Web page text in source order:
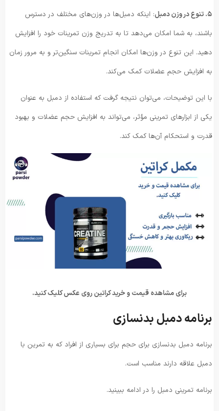
۵. تنوع در وزن دمبل
: اینکه دمبل‌ها در وزن‌های مختلف در دسترس
باشند، به شما امکان می‌دهد تا به تدریج وزن تمرینات خود را افزایش
دهید. این تنوع در وزن‌ها امکان انجام تمرینات سنگین‌تر و به مرور زمان
به افزایش حجم عضلات کمک می‌کند.
با این توضیحات، می‌توان نتیجه گرفت که استفاده از دمبل به عنوان
یکی از ابزار‌های تمرینی مؤثر، می‌تواند به افزایش حجم عضلات و بهبود
قدرت و استحکام آن‌ها کمک کند.
برای مشاهده قیمت و خرید کراتین روی عکس کلیک کنید.
برنامه دمبل بدنسازی
برنامه دمبل بدنسازی برای حجم برای بسیاری از افراد که به تمرین با
دمبل علاقه دارند مناسب است.
برنامه تمرینی دمبل را در ادامه ببینید.